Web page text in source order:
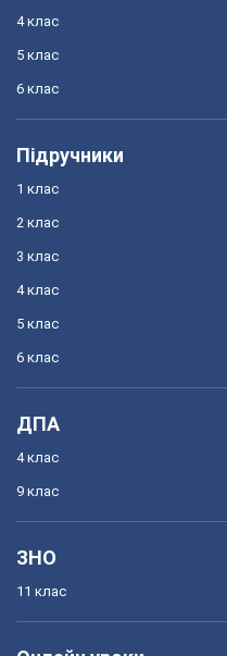
4 клас
5 клас
6 клас
Підручники
1 клас
2 клас
3 клас
4 клас
5 клас
6 клас
ДПА
4 клас
9 клас
ЗНО
11 клас